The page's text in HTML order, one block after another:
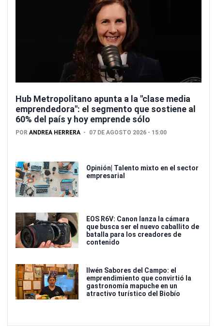
Hub Metropolitano apunta a la "clase media
emprendedora": el segmento que sostiene al
60% del país y hoy emprende sólo
POR ANDREA HERRERA 07 DE AGOSTO 2026 - 15:00
Opinión| Talento mixto en el sector
empresarial
EOS R6V: Canon lanza la cámara
que busca ser el nuevo caballito de
batalla para los creadores de
contenido
Ilwén Sabores del Campo: el
emprendimiento que convirtió la
gastronomía mapuche en un
atractivo turístico del Biobío